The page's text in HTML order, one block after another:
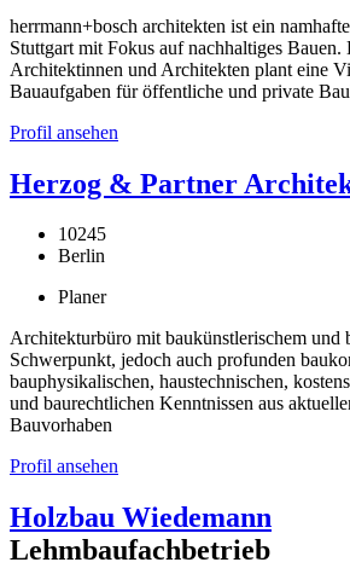
herrmann+bosch architekten ist ein
Stuttgart mit Fokus auf nachhaltiges Bauen.
Architektinnen und Architekten plant eine
Bauaufgaben für öffentliche und private
Profil ansehen
Herzog & Partner
10245
Berlin
Planer
Architekturbüro mit baukünstlerischem und
Schwerpunkt, jedoch auch profunden
bauphysikalischen, haustechnischen,
und baurechtlichen Kenntnissen aus
Bauvorhaben
Profil ansehen
Holzbau Wiedemann
Lehmbaufachbetrieb